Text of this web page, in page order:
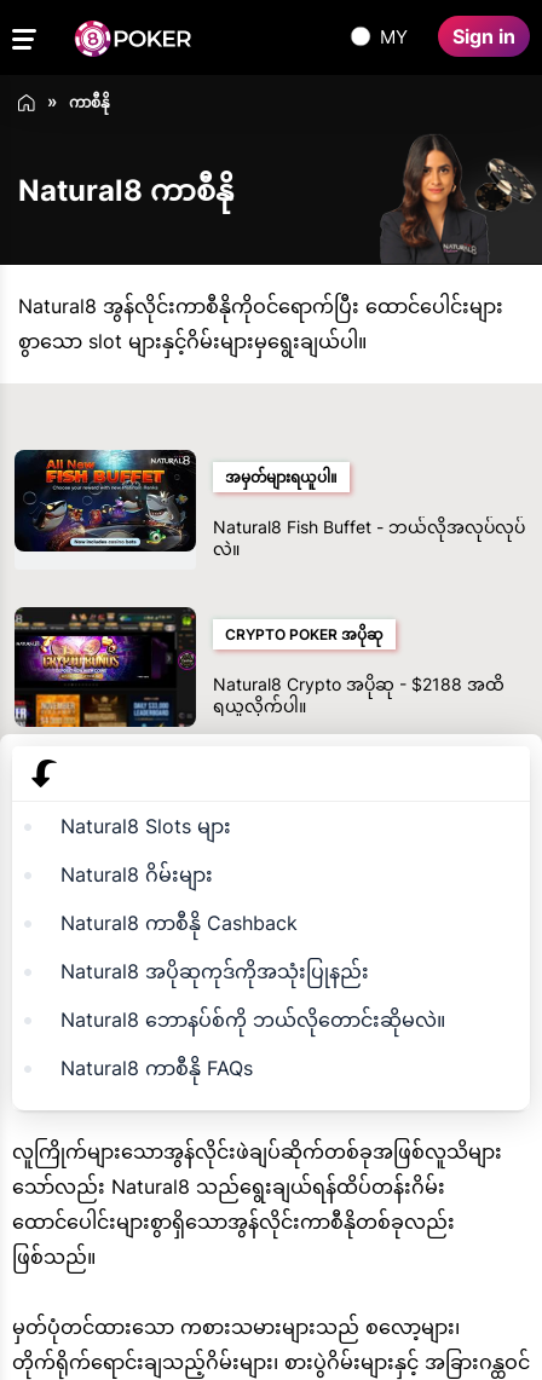
MY Sign in
ကာစီနို
Natural8 ကာစီနို
Natural8 အွန်လိုင်းကာစီနိုကိုဝင်ရောက်ပြီး ထောင်ပေါင်းများ
စွာသော slot များနှင့်ဂိမ်းများမှရွေးချယ်ပါ။
အမှတ်များရယူပါ။
Natural8 Fish Buffet - ဘယ်လိုအလုပ်လုပ်
လဲ။
CRYPTO POKER အပိုဆု
Natural8 Crypto အပိုဆု - $2188 အထိ
ရယူလိုက်ပါ။
Natural8 Slots များ
Natural8 ဂိမ်းများ
Natural8 ကာစီနို Cashback
Natural8 အပိုဆုကုဒ်ကိုအသုံးပြုနည်း
Natural8 ဘောနပ်စ်ကို ဘယ်လိုတောင်းဆိုမလဲ။
Natural8 ကာစီနို FAQs
လူကြိုက်များသောအွန်လိုင်းဖဲချပ်ဆိုက်တစ်ခုအဖြစ်လူသိများ
သော်လည်း Natural8 သည်ရွေးချယ်ရန်ထိပ်တန်းဂိမ်း
ထောင်ပေါင်းများစွာရှိသောအွန်လိုင်းကာစီနိုတစ်ခုလည်း
ဖြစ်သည်။
မှတ်ပုံတင်ထားသော ကစားသမားများသည် စလော့များ၊
တိုက်ရိုက်ရောင်းချသည့်ဂိမ်းများ၊ စားပွဲဂိမ်းများနှင့် အခြားဂန္ထဝင်